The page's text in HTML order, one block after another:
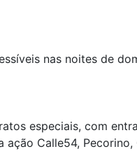
nas noites de
especiais, com
Calle54, Pecorino,